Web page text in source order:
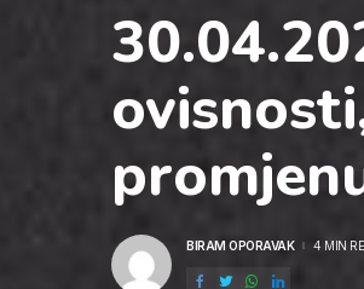
POSTED
BIRAM OPORAVAK 4 MIN